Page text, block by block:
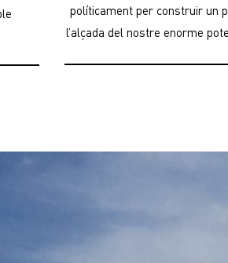
políticament per construir un
l’alçada del nostre enorme